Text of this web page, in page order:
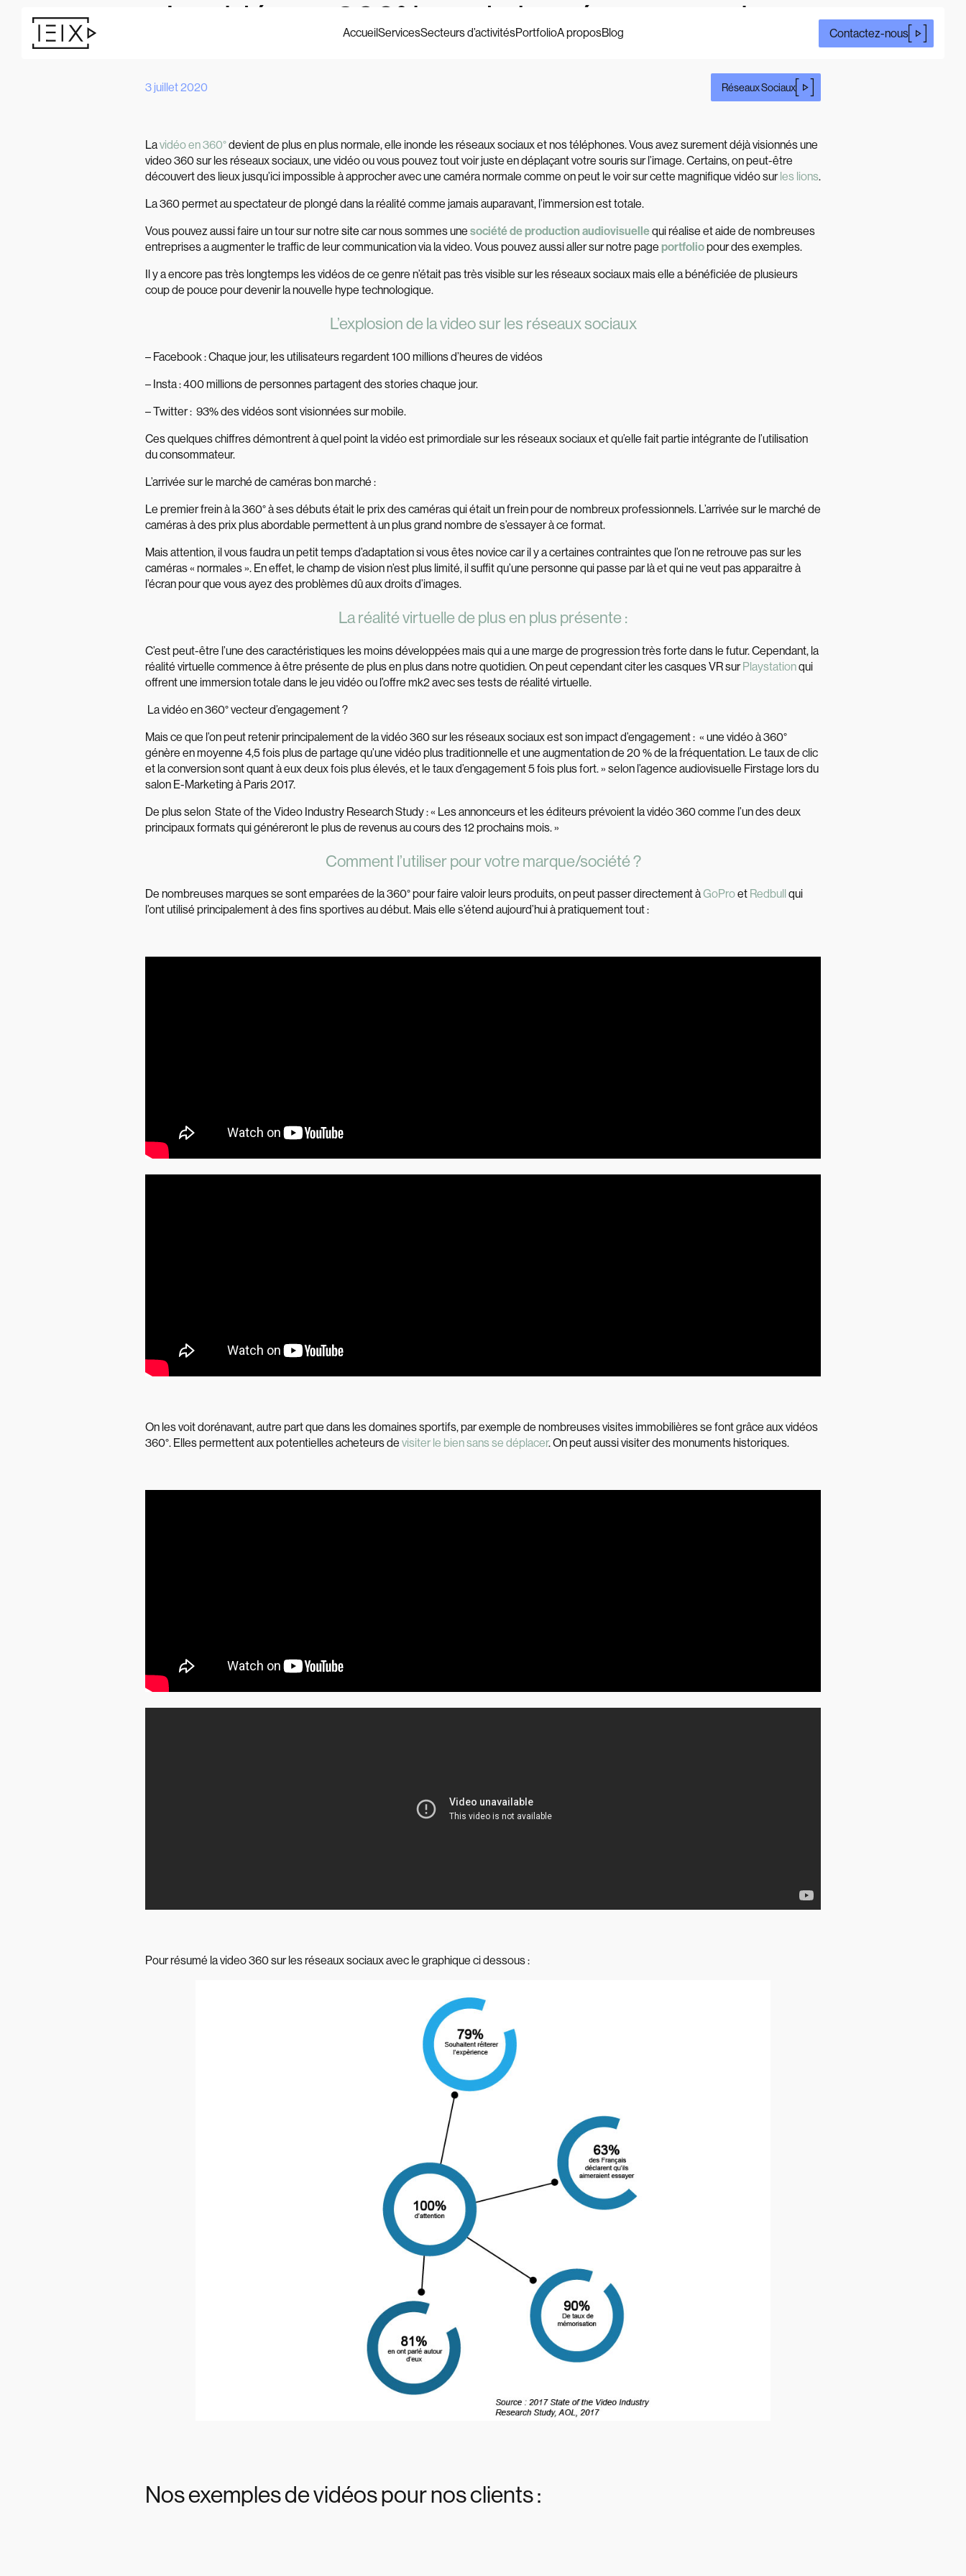
AccueilServicesSecteurs d’activitésPortfolioA proposBlog Contactez-nous
La vidéo en 360° inonde les réseaux sociaux
3 juillet 2020 Réseaux Sociaux
Lavidéo en 360°devient de plus en plus normale, elle inonde les réseaux sociaux et nos téléphones. Vous avez surement déjà visionnés une
video 360 sur les réseaux sociaux, une vidéo ou vous pouvez tout voir juste en déplaçant votre souris sur l’image. Certains, on peut-être
découvert des lieux jusqu’ici impossible à approcher avec une caméra normale comme on peut le voir sur cette magnifique vidéo surles lions.
La 360 permet au spectateur de plongé dans la réalité comme jamais auparavant, l’immersion est totale.
Vous pouvez aussi faire un tour sur notre site car nous sommes une société de production audiovisuellequi réalise et aide de nombreuses
entreprises a augmenter le traffic de leur communication via la video. Vous pouvez aussi aller sur notre page portfoliopour des exemples.
Il y a encore pas très longtemps les vidéos de ce genre n’était pas très visible sur les réseaux sociaux mais elle a bénéficiée de plusieurs
coup de pouce pour devenir la nouvelle hype technologique.
L’explosion de la video sur les réseaux sociaux
– Facebook : Chaque jour, les utilisateurs regardent 100 millions d’heures de vidéos
– Insta : 400 millions de personnes partagent des stories chaque jour.
– Twitter : 93% des vidéos sont visionnées sur mobile.
Ces quelques chiffres démontrent à quel point la vidéo est primordiale sur les réseaux sociaux et qu’elle fait partie intégrante de l’utilisation
du consommateur.
L’arrivée sur le marché de caméras bon marché :
Le premier frein à la 360° à ses débuts était le prix des caméras qui était un frein pour de nombreux professionnels. L’arrivée sur le marché de
caméras à des prix plus abordable permettent à un plus grand nombre de s’essayer à ce format.
Mais attention, il vous faudra un petit temps d’adaptation si vous êtes novice car il y a certaines contraintes que l’on ne retrouve pas sur les
caméras « normales ». En effet, le champ de vision n’est plus limité, il suffit qu’une personne qui passe par là et qui ne veut pas apparaitre à
l’écran pour que vous ayez des problèmes dû aux droits d’images.
La réalité virtuelle de plus en plus présente :
C’est peut-être l’une des caractéristiques les moins développées mais qui a une marge de progression très forte dans le futur. Cependant, la
réalité virtuelle commence à être présente de plus en plus dans notre quotidien. On peut cependant citer les casques VR surPlaystationqui
offrent une immersion totale dans le jeu vidéo ou l’offre mk2 avec ses tests de réalité virtuelle.
La vidéo en 360° vecteur d’engagement ?
Mais ce que l’on peut retenir principalement de la vidéo 360 sur les réseaux sociaux est son impact d’engagement : « une vidéo à 360°
génère en moyenne 4,5 fois plus de partage qu’une vidéo plus traditionnelle et une augmentation de 20 % de la fréquentation. Le taux de clic
et la conversion sont quant à eux deux fois plus élevés, et le taux d’engagement 5 fois plus fort. » selon l’agence audiovisuelle Firstage lors du
salon E-Marketing à Paris 2017.
De plus selon State of the Video Industry Research Study : « Les annonceurs et les éditeurs prévoient la vidéo 360 comme l’un des deux
principaux formats qui généreront le plus de revenus au cours des 12 prochains mois. »
Comment l’utiliser pour votre marque/société ?
De nombreuses marques se sont emparées de la 360° pour faire valoir leurs produits, on peut passer directement àGoProet Redbull qui
l’ont utilisé principalement à des fins sportives au début. Mais elle s’étend aujourd’hui à pratiquement tout :
On les voit dorénavant, autre part que dans les domaines sportifs, par exemple de nombreuses visites immobilières se font grâce aux vidéos
360°. Elles permettent aux potentielles acheteurs de visiter le bien sans se déplacer. On peut aussi visiter des monuments historiques.
Pour résumé la video 360 sur les réseaux sociaux avec le graphique ci dessous :
Nos exemples de vidéos pour nos clients :